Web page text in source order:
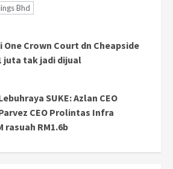
Bhd
One Crown Court dn Cheapside
juta tak jadi dijual
SUKE: Azlan CEO
CEO Prolintas Infra
rasuah RM1.6b